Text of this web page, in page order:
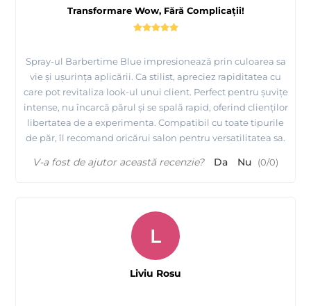
Transformare Wow, Fără Complicații!
Spray-ul Barbertime Blue impresionează prin culoarea sa
vie și ușurința aplicării. Ca stilist, apreciez rapiditatea cu
care pot revitaliza look-ul unui client. Perfect pentru șuvițe
intense, nu încarcă părul și se spală rapid, oferind clienților
libertatea de a experimenta. Compatibil cu toate tipurile
de păr, îl recomand oricărui salon pentru versatilitatea sa.
V-a fost de ajutor această recenzie? Da Nu (0/0)
L
Liviu Rosu